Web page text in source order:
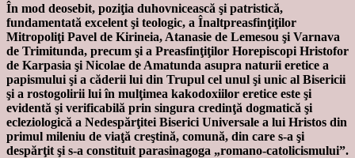
În mod deosebit, poziţia duhovnicească şi patristică,
fundamentată excelent şi teologic, a Înaltpreasfinţiţilor
Mitropoliţi Pavel de Kirineia, Atanasie de Lemesou şi Varnava
de Trimitunda, precum şi a Preasfinţiţilor Horepiscopi Hristofor
de Karpasia şi Nicolae de Amatunda asupra naturii eretice a
papismului şi a căderii lui din Trupul cel unul şi unic al Bisericii
şi a rostogolirii lui în mulţimea kakodoxiilor eretice este şi
evidentă şi verificabilă prin singura credinţă dogmatică şi
ecleziologică a Nedespărţitei Biserici Universale a lui Hristos din
primul mileniu de viaţă creştină, comună, din care s-a şi
despărţit şi s-a constituit parasinagoga „romano-catolicismului”.